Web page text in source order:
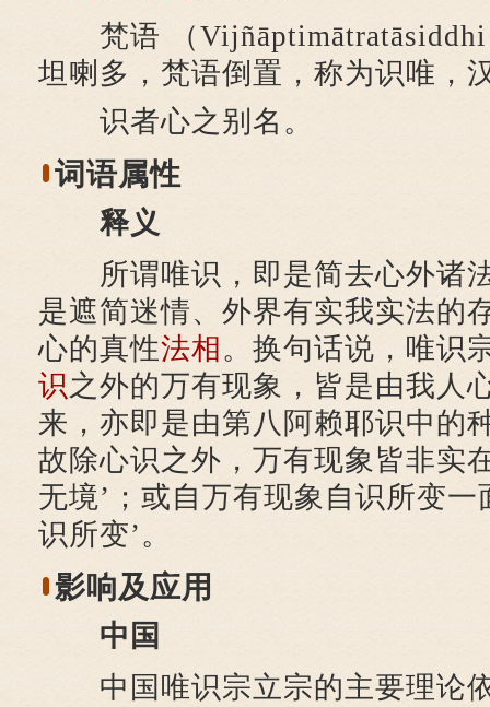
梵语 （Vijñāptimātratāsiddhi
坦喇多，梵语倒置，称为识唯，
识者心之别名。
词语属性
释义
所谓唯识，即是简去心外诸
是遮简迷情、外界有实我实法的
心的真性法相。换句话说，唯识
识之外的万有现象，皆是由我人
来，亦即是由第八阿赖耶识中的
故除心识之外，万有现象皆非实
无境’；或自万有现象自识所变一
识所变’。
影响及应用
中国
中国唯识宗立宗的主要理论